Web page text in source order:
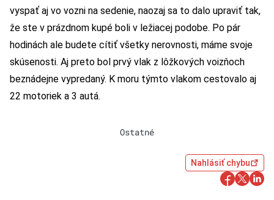
vyspať aj vo vozni na sedenie, naozaj sa to dalo upraviť tak,
že ste v prázdnom kupé boli v ležiacej podobe. Po pár
hodinách ale budete cítiť všetky nerovnosti, máme svoje
skúsenosti. Aj preto bol prvý vlak z lôžkových voizňoch
beznádejne vypredaný. K moru týmto vlakom cestovalo aj
22 motoriek a 3 autá.
Ostatné
Nahlásiť chybu